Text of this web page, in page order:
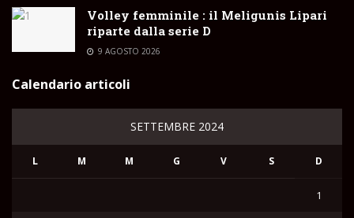
Volley femminile : il Meligunis Lipari
riparte dalla serie D
9 AGOSTO 2026
Calendario articoli
SETTEMBRE 2024
L M M G V S D
1